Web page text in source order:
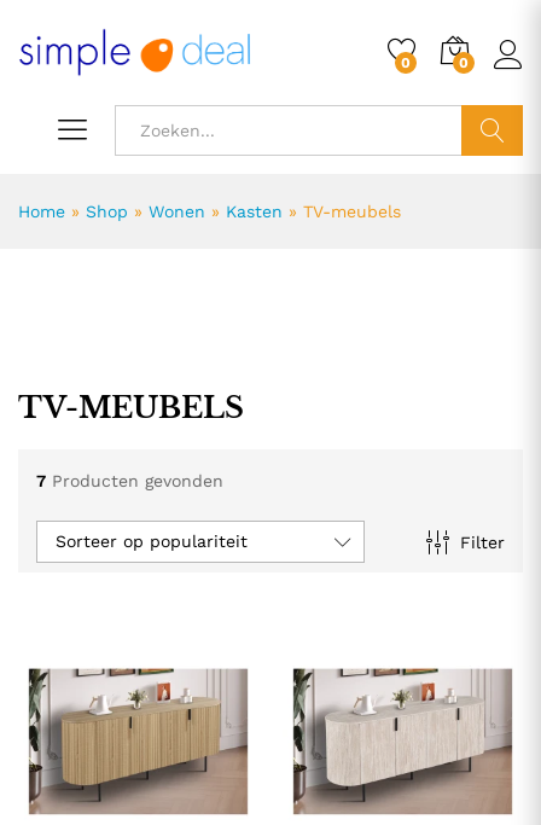
0 0
Home » Shop » Wonen » Kasten » TV-meubels
TV-MEUBELS
7 Producten gevonden
Filter
Sorteer op populariteit